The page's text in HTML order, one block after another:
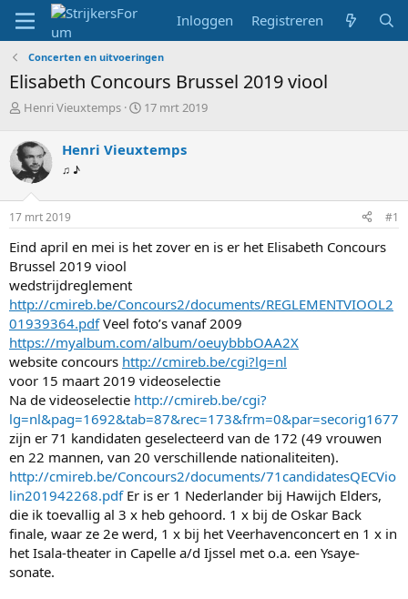
Inloggen Registreren
Concerten en uitvoeringen
Elisabeth Concours Brussel 2019 viool
T
p
i
c
s
t
a
t
e
r
Henri Vieuxtemps
S
r
a
m
17 mrt 2019
Henri Vieuxtemps
♫ ♪
17 mrt 2019 #1
Eind april en mei is het zover en is er het Elisabeth Concours
Brussel 2019 viool
wedstrijdreglement
http://cmireb.be/Concours2/documents/REGLEMENTVIOOL2
01939364.pdfVeel foto’s vanaf 2009
https://myalbum.com/album/oeuybbbOAA2X
website concours http://cmireb.be/cgi?lg=nl
voor 15 maart 2019 videoselectie
Na de videoselectie http://cmireb.be/cgi?
lg=nl&pag=1692&tab=87&rec=173&frm=0&par=secorig1677
zijn er 71 kandidaten geselecteerd van de 172 (49 vrouwen
en 22 mannen, van 20 verschillende nationaliteiten).
http://cmireb.be/Concours2/documents/71candidatesQECVio
lin201942268.pdfEr is er 1 Nederlander bij Hawijch Elders,
die ik toevallig al 3 x heb gehoord. 1 x bij de Oskar Back
finale, waar ze 2e werd, 1 x bij het Veerhavenconcert en 1 x in
het Isala-theater in Capelle a/d Ijssel met o.a. een Ysaye-
sonate.